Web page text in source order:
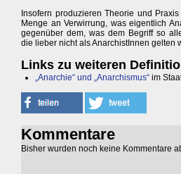
Insofern produzieren Theorie und
Menge an Verwirrung, was eigentlich
gegenüber dem, was dem Begriff so
die lieber nicht als AnarchistInnen gelten
Links zu weiteren
„Anarchie“ und „Anarchismus“ im
Kommentare
Bisher wurden noch keine Kommentare